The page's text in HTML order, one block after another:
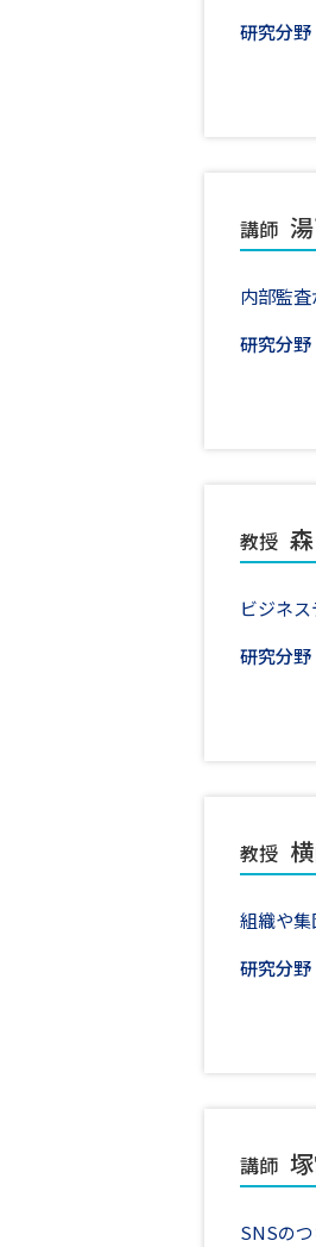
研究分野
講師
内部監
研究分野
教授
ビジネ
研究分野
教授
組織や
研究分野
講師
SNSの